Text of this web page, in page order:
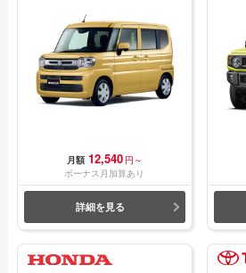
月額 12,540 円～
ボーナス月加算あり
詳細を見る